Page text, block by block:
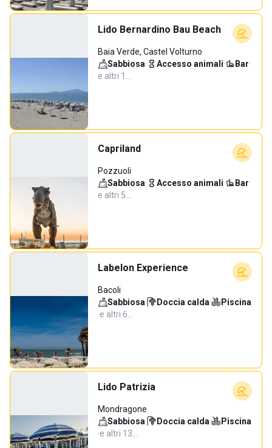
Lido Bernardino Bau Beach
Baia Verde, Castel Volturno
Sabbiosa· Accesso animali· Bar·
e altri 1…
Capriland
Pozzuoli
Sabbiosa· Accesso animali· Bar·
e altri 5…
Labelon Experience
Bacoli
Sabbiosa· Doccia calda·
Piscina
·e altri 6…
Lido Patrizia
Mondragone
Sabbiosa· Doccia calda·
Piscina
·e altri 13…